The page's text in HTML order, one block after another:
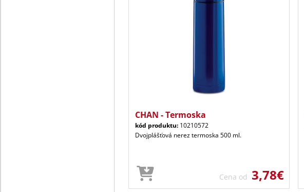
CHAN - Termoska
kód produktu: 10210572
Dvojplášťová nerez termoska 500 ml.
Cena od 3,78€